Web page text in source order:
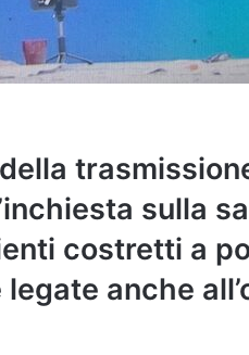
sulla
costretti a
anche